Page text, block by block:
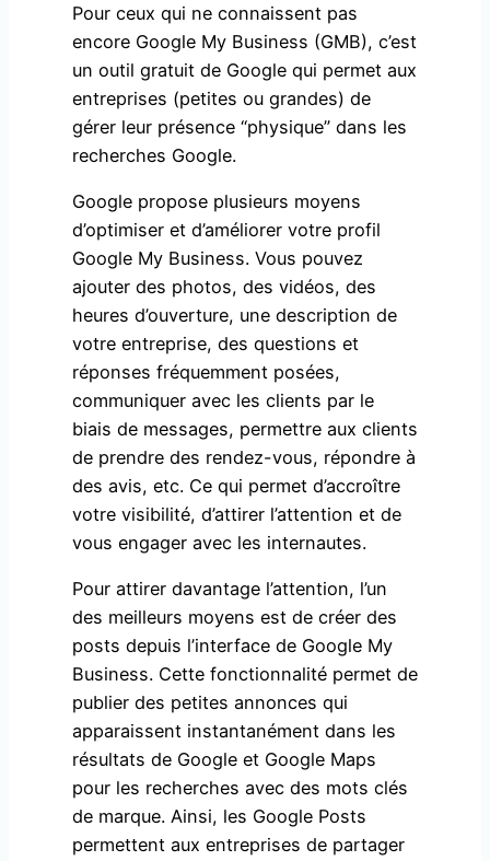
Pour ceux qui ne connaissent pas
encore Google My Business (GMB), c’est
un outil gratuit de Google qui permet aux
entreprises (petites ou grandes) de
gérer leur présence “physique” dans les
recherches Google.
Google propose plusieurs moyens
d’optimiser et d’améliorer votre profil
Google My Business. Vous pouvez
ajouter des photos, des vidéos, des
heures d’ouverture, une description de
votre entreprise, des questions et
réponses fréquemment posées,
communiquer avec les clients par le
biais de messages, permettre aux clients
de prendre des rendez-vous, répondre à
des avis, etc. Ce qui permet d’accroître
votre visibilité, d’attirer l’attention et de
vous engager avec les internautes.
Pour attirer davantage l’attention, l’un
des meilleurs moyens est de créer des
posts depuis l’interface de Google My
Business. Cette fonctionnalité permet de
publier des petites annonces qui
apparaissent instantanément dans les
résultats de Google et Google Maps
pour les recherches avec des mots clés
de marque. Ainsi, les Google Posts
permettent aux entreprises de partager